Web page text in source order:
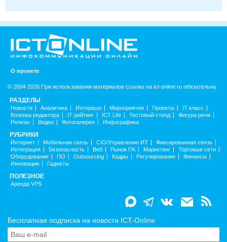
О проекте
© 2004-2026 При использовании материалов ссылка на ict-online.ru обязательна
РАЗДЕЛЫ
Новости Аналитика Интервью Мероприятия Проекты
IT класс
Колонка редактора
IT рейтинг ICT Life Тестовый стенд
Фигура речи
Релизы
Видео Фотогалерея Инфографика
РУБРИКИ
Интернет Мобильная связь CIO/Управление ИТ
Фиксированная связь
Интеграция
Безопасность Веб Рынок ПК Маркетинг
Торговые сети
Оборудование
ПО Outsourcing Кадры Регулирование
Финансы
Инновации
Гаджеты
ПОЛЕЗНОЕ
Аренда VPS
Бесплатная подписка на новости ICT-Online